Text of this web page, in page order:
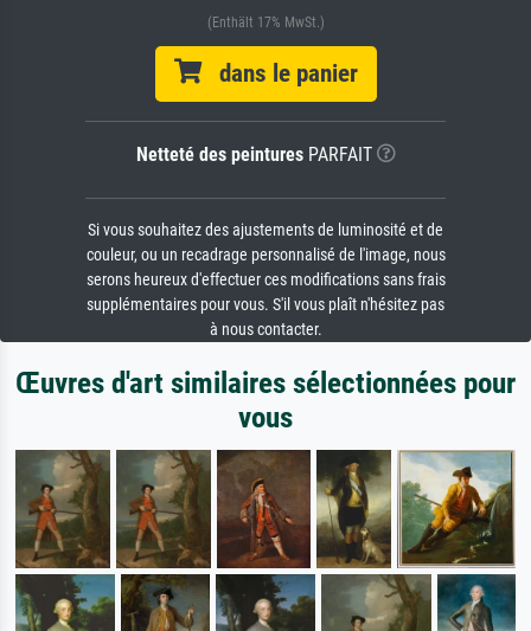
(Enthält 17% MwSt.)
dans le panier
Netteté des peinturesPARFAIT
Si vous souhaitez des ajustements de luminosité et de
couleur, ou un recadrage personnalisé de l'image, nous
serons heureux d'effectuer ces modifications sans frais
supplémentaires pour vous. S'il vous plaît n'hésitez pas
à nous contacter.
Œuvres d'art similaires sélectionnées pour
vous